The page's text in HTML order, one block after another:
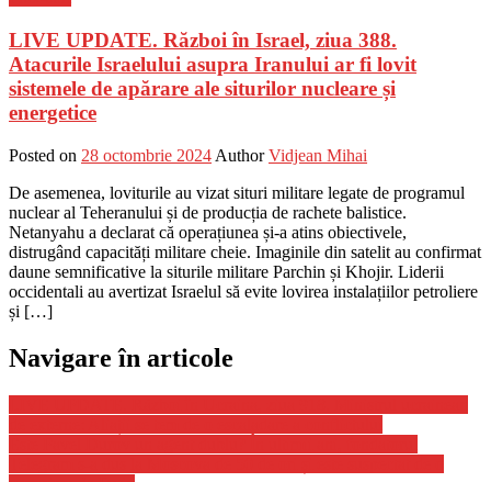
LIVE UPDATE. Război în Israel, ziua 388.
Atacurile Israelului asupra Iranului ar fi lovit
sistemele de apărare ale siturilor nucleare și
energetice
Posted on 28 octombrie 2024 Author Vidjean Mihai
De asemenea, loviturile au vizat situri militare legate de programul
nuclear al Teheranului și de producția de rachete balistice.
Netanyahu a declarat că operațiunea și-a atins obiectivele,
distrugând capacități militare cheie. Imaginile din satelit au confirmat
daune semnificative la siturile militare Parchin și Khojir. Liderii
occidentali au avertizat Israelul să evite lovirea instalațiilor petroliere
și […]
Navigare în articole